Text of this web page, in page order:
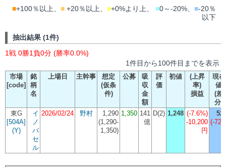
■+100％以上、 ■ +20％以上、 ■+0%より上、 ■0～-20%、 ■-20％
以下
抽出結果 (1件)
1戦 0勝1負0分 (勝率0.0%)
1件目から100件目までを表示
市場
[code]
銘
柄
名
上場日 主幹事
想定
(仮条
件)
公募
吸
収
金
額
評
価
初値
(上昇
率)
損益
現在
値
(差
分)
東G
[504A]
(Y)
イ
ノ
バ
セ
ル
2026/02/24 野村
1,290
(1,290-
1,350)
1,350 141
億
D(2) 1,248 (-7.6%)
-10,200
円
(-